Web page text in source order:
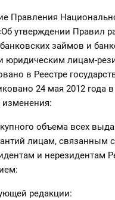
Правления
утверждении Правил
займов и
лицам-
в Реестре
24 мая 2012 года
изменения:
объема всех
лицам,
и нерезидентам
редакции: